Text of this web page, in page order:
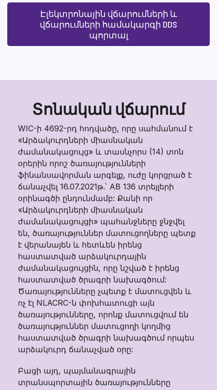
Էլեկտրոնային վճարումների և
վճարումների համակարգի DDS
պորտալ
Տոնական վճարում
WIC-ի 4692-րդ հոդվածը, որը սահմանում է
«Արձակուրդների միասնական
ժամանակացույց» և տասնչորս (14) տոն
օրերին որոշ ծառայությունների
ֆինանսավորման արգելք, ուժը կորցրած է
ճանաչվել 16.07.2021թ.՝ AB 136 տրեյլերի
օրինագծի ընդունմամբ: Քանի որ
«Արձակուրդների միասնական
ժամանակացույցի» պահանջները ջնջվել
են, ծառայություններ մատուցողները պետք
է վերանայեն և հետևեն իրենց
հաստատված արձակուրդային
ժամանակացույցին, որը նշված է իրենց
հաստատված ծրագրի նախագծում:
Ծառայությունները չպետք է մատուցվեն և
ոչ էլ NLACRC-ն փոխհատուցի այն
ծառայությունները, որոնք մատուցվում են
ծառայություններ մատուցողի կողմից
հաստատված ծրագրի նախագծում որպես
արձակուրդ ճանաչված օրը:
Բացի այդ, պայմանագրային
տրանսպորտային ծառայությունները